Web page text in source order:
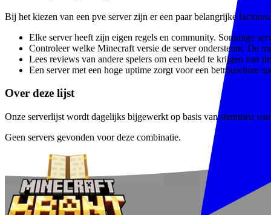
Bij het kiezen van een pve server zijn er een paar belangrijke
Elke server heeft zijn eigen regels en community. Sommige
Controleer welke Minecraft versie de server ondersteunt. De
Lees reviews van andere spelers om een beeld te krijgen van
Een server met een hoge uptime zorgt voor een betrouwbare
Over deze lijst
Onze serverlijst wordt dagelijks bijgewerkt op basis van stemmen
Geen servers gevonden voor deze combinatie.